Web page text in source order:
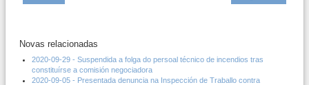
Novas relacionadas
2020-09-29 - Suspendida a folga do persoal técnico de incendios tras
constituírse a comisión negociadora
2020-09-05 - Presentada denuncia na Inspección de Traballo contra